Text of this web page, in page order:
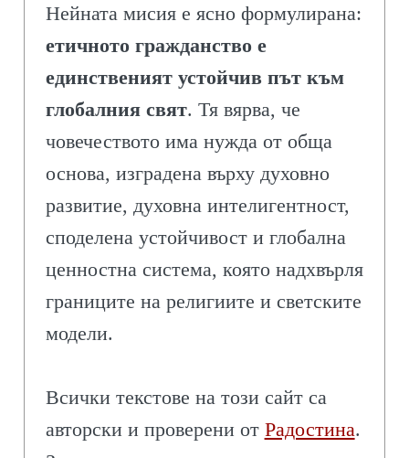
Нейната мисия е ясно формулирана:
етичното гражданство е
единственият устойчив път към
глобалния свят. Тя вярва, че
човечеството има нужда от обща
основа, изградена върху духовно
развитие, духовна интелигентност,
споделена устойчивост и глобална
ценностна система, която надхвърля
границите на религиите и светските
модели.
Всички текстове на този сайт са
авторски и проверени от Радостина.